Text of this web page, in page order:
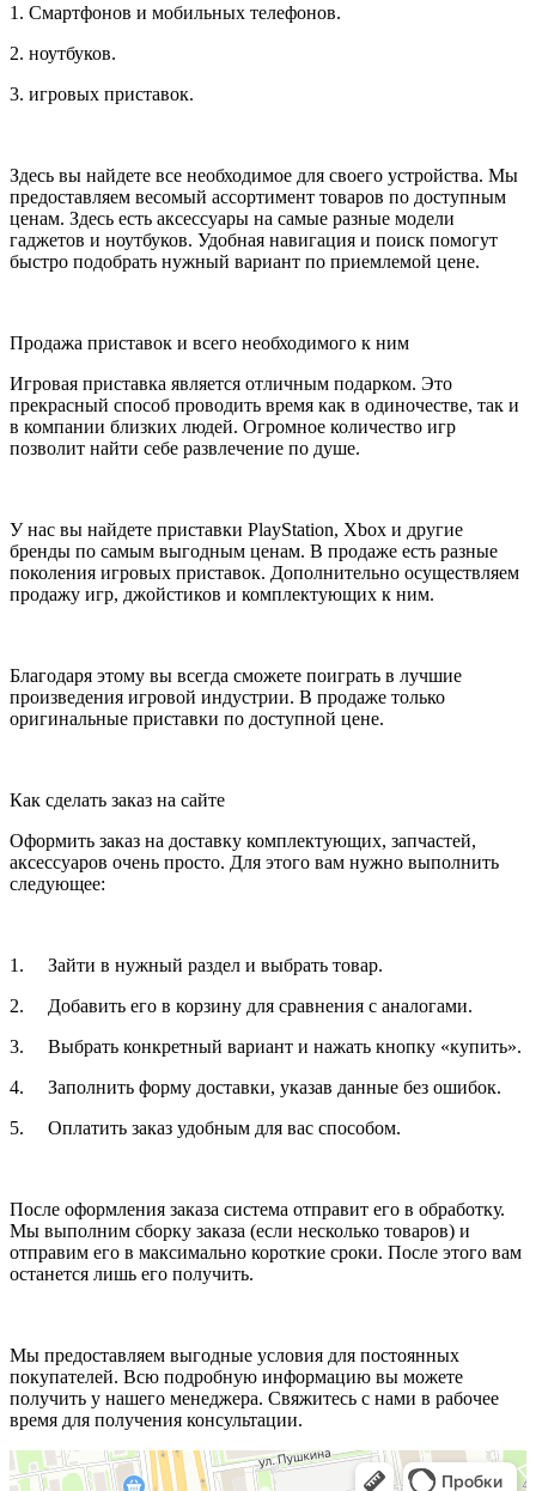
1. Смартфонов и мобильных телефонов.
2. ноутбуков.
3. игровых приставок.
Здесь вы найдете все необходимое для своего устройства. Мы
предоставляем весомый ассортимент товаров по доступным
ценам. Здесь есть аксессуары на самые разные модели
гаджетов и ноутбуков. Удобная навигация и поиск помогут
быстро подобрать нужный вариант по приемлемой цене.
Продажа приставок и всего необходимого к ним
Игровая приставка является отличным подарком. Это
прекрасный способ проводить время как в одиночестве, так и
в компании близких людей. Огромное количество игр
позволит найти себе развлечение по душе.
У нас вы найдете приставки PlayStation, Xbox и другие
бренды по самым выгодным ценам. В продаже есть разные
поколения игровых приставок. Дополнительно осуществляем
продажу игр, джойстиков и комплектующих к ним.
Благодаря этому вы всегда сможете поиграть в лучшие
произведения игровой индустрии. В продаже только
оригинальные приставки по доступной цене.
Как сделать заказ на сайте
Оформить заказ на доставку комплектующих, запчастей,
аксессуаров очень просто. Для этого вам нужно выполнить
следующее:
1. Зайти в нужный раздел и выбрать товар.
2. Добавить его в корзину для сравнения с аналогами.
3. Выбрать конкретный вариант и нажать кнопку «купить».
4. Заполнить форму доставки, указав данные без ошибок.
5. Оплатить заказ удобным для вас способом.
После оформления заказа система отправит его в обработку.
Мы выполним сборку заказа (если несколько товаров) и
отправим его в максимально короткие сроки. После этого вам
останется лишь его получить.
Мы предоставляем выгодные условия для постоянных
покупателей. Всю подробную информацию вы можете
получить у нашего менеджера. Свяжитесь с нами в рабочее
время для получения консультации.